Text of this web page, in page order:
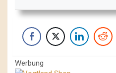
Werbung